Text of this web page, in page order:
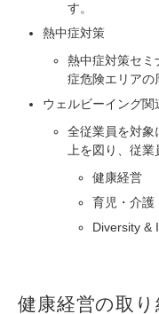
す。
熱中症対策
熱中症対策セミ
症危険エリアの
ウェルビーイング関
全従業員を対象
上を図り、従
健康経営
育児・介護
Diversity &
健康経営の取